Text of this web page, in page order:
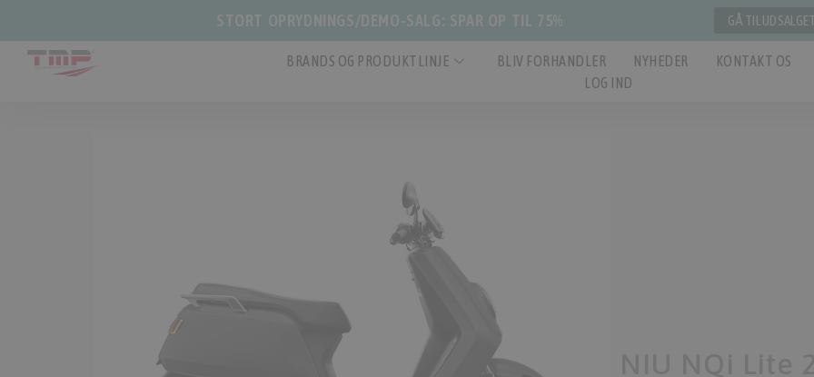
STORT OPRYDNINGS/DEMO-SALG: SPAR OP TIL 75% GÅ TIL UDSALGET
BRANDS OG PRODUKTLINJE BLIV FORHANDLER NYHEDER KONTAKT OS
LOG IND